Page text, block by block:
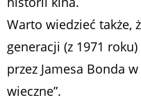
Warto wiedzieć także,
generacji (z 1971
przez Jamesa Bonda
wieczne”.